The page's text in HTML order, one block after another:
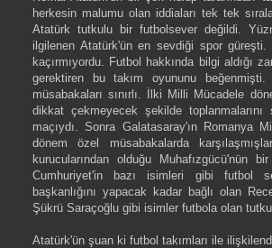
herkesin malumu olan iddiaları tek tek
Atatürk tutkulu bir futbolsever değildi.
ilgilenen Atatürk'ün en sevdiği spor
kaçırmıyordu. Futbol hakkında bilgi aldığı
gerektiren bu takım oyununu
müsabakaları sınırlı. İlki Milli Mücadele
dikkat çekmeyecek şekilde
maçıydı. Sonra Galatasaray'ın Romanya
dönem özel müsabakalarda
kurucularından olduğu Muhafızgücü'nün
Cumhuriyet'in bazı isimleri gibi futbol
başkanlığını yapacak kadar bağlı olan
Şükrü Saraçoğlu gibi isimler futbola olan
Atatürk'ün şuan ki futbol takımları ile